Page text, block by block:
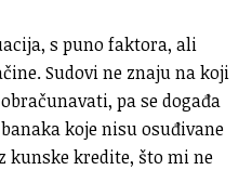
s puno faktora, ali
Sudovi ne znaju na koji
pa se događa
koje nisu osuđivane
kunske kredite, što mi ne